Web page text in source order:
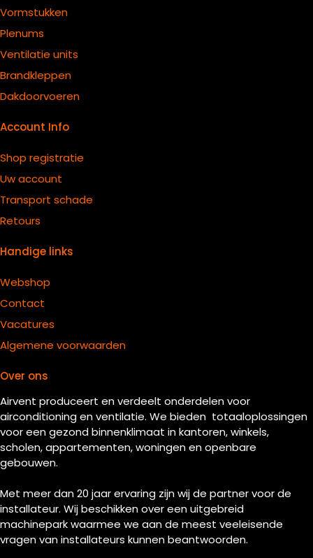
Vormstukken
Plenums
Ventilatie units
Brandkleppen
Dakdoorvoeren
Account Info
Shop registratie
Uw account
Transport schade
Retours
Handige links
Webshop
Contact
Vacatures
Algemene voorwaarden
Over ons
Airvent produceert en verdeelt onderdelen voor
airconditioning en ventilatie. We bieden totaaloplossingen
voor een gezond binnenklimaat in kantoren, winkels,
scholen, appartementen, woningen en openbare
gebouwen.
Met meer dan 20 jaar ervaring zijn wij de partner voor de
installateur. Wij beschikken over een uitgebreid
machinepark waarmee we aan de meest veeleisende
vragen van installateurs kunnen beantwoorden.